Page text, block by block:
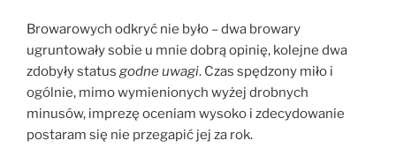
Browarowych odkryć nie było – dwa browary
ugruntowały sobie u mnie dobrą opinię, kolejne dwa
zdobyły status godne uwagi. Czas spędzony miło i
ogólnie, mimo wymienionych wyżej drobnych
minusów, imprezę oceniam wysoko i zdecydowanie
postaram się nie przegapić jej za rok.